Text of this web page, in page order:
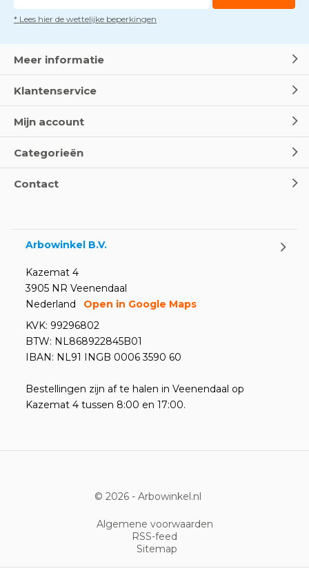
* Lees hier de wettelijke beperkingen
Meer informatie
Klantenservice
Mijn account
Categorieën
Contact
Arbowinkel B.V.
Kazemat 4
3905 NR Veenendaal
Nederland
Open in Google Maps
KVK: 99296802
BTW: NL868922845B01
IBAN: NL91 INGB 0006 3590 60
Bestellingen zijn af te halen in Veenendaal op
Kazemat 4 tussen 8:00 en 17:00.
© 2026 - Arbowinkel.nl
Algemene voorwaarden
RSS-feed
Sitemap